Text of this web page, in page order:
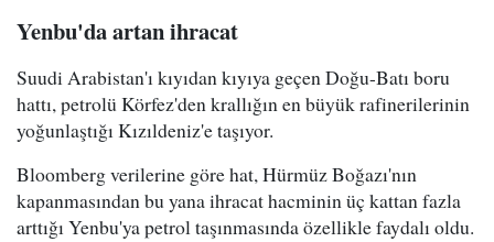
Yenbu'da artan ihracat
Suudi Arabistan'ı kıyıdan kıyıya geçen Doğu-Batı boru
hattı, petrolü Körfez'den krallığın en büyük rafinerilerinin
yoğunlaştığı Kızıldeniz'e taşıyor.
Bloomberg verilerine göre hat, Hürmüz Boğazı'nın
kapanmasından bu yana ihracat hacminin üç kattan fazla
arttığı Yenbu'ya petrol taşınmasında özellikle faydalı oldu.